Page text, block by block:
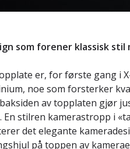
som forener klassisk stil
er, for første gang i
noe som forsterker
av topplaten gjør
En stilren kamerastropp i
det elegante
på toppen av